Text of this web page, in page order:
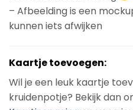
– Afbeelding is een
kunnen iets afwijken
Kaartje toevoegen:
Wil je een leuk kaartje
kruidenpotje? Bekijk dan